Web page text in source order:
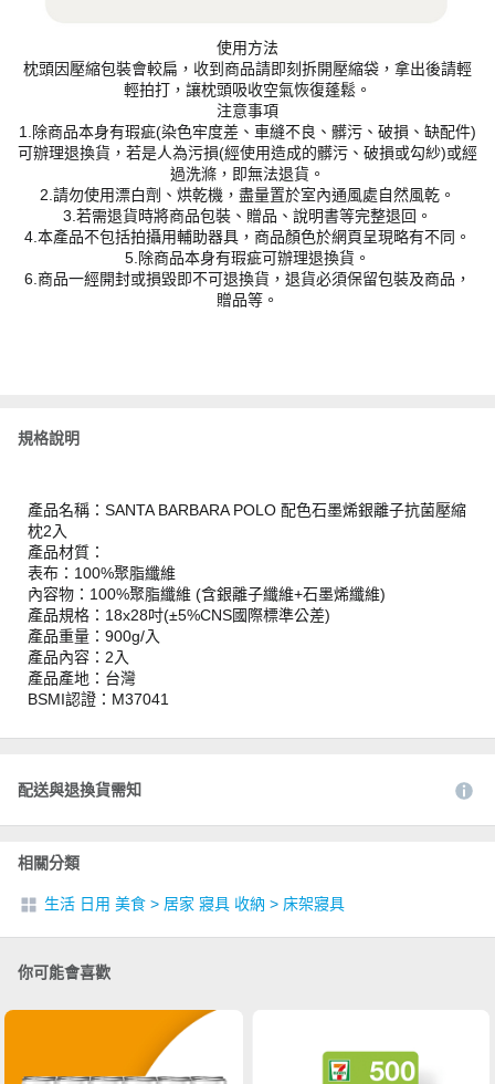
使用方法
枕頭因壓縮包裝會較扁，收到商品請即刻拆開壓縮袋，拿出後請輕
輕拍打，讓枕頭吸收空氣恢復蓬鬆。
注意事項
1.除商品本身有瑕疵(染色牢度差、車縫不良、髒污、破損、缺配件)
可辦理退換貨，若是人為污損(經使用造成的髒污、破損或勾紗)或經
過洗滌，即無法退貨。
2.請勿使用漂白劑、烘乾機，盡量置於室內通風處自然風乾。
3.若需退貨時將商品包裝、贈品、說明書等完整退回。
4.本產品不包括拍攝用輔助器具，商品顏色於網頁呈現略有不同。
5.除商品本身有瑕疵可辦理退換貨。
6.商品一經開封或損毀即不可退換貨，退貨必須保留包裝及商品，
贈品等。
規格說明
產品名稱：SANTA BARBARA POLO 配色石墨烯銀離子抗菌壓縮
枕2入
產品材質：
表布：100%聚脂纖維
內容物：100%聚脂纖維 (含銀離子纖維+石墨烯纖維)
產品規格：18x28吋(±5%CNS國際標準公差)
產品重量：900g/入
產品內容：2入
產品產地：台灣
BSMI認證：M37041
配送與退換貨需知
相關分類
生活 日用 美食 > 居家 寢具 收納 > 床架寢具
你可能會喜歡